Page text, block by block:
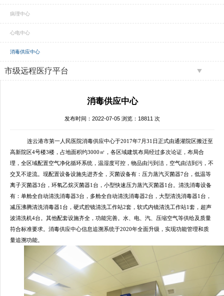
病理中心
心电中心
消毒供应中心
市级远程医疗平台
消毒供应中心
发布时间：2022-07-05 浏览：18811 次
连云港市第一人民医院消毒供应中心于2017年7月31日正式由通灌院区搬迁至
高新院区4号楼3楼，占地面积约3000㎡，各区域建筑布局经过多次论证，布局合
理，全区域配置空气净化循环系统，温湿度可控，物品由污到洁，空气由洁到污，不
交叉不逆流。现配置设备设施先进齐全，灭菌设备有：压力蒸汽灭菌器7台，低温等
离子灭菌器3台，环氧乙烷灭菌器1台，小型快速压力蒸汽灭菌器1台。清洗消毒设备
有：单舱全自动清洗消毒器3台，多舱全自动清洗消毒器2台，大型清洗消毒器1台，
减压沸腾清洗消毒器1台，硬式腔镜清洗工作站2套，软式内镜清洗工作站1套，超声
波清洗机4台。其他配套设施齐全，功能完善。水、电、汽、压缩空气等供给及质量
符合标准要求。消毒供应中心信息追溯系统于2020年全面升级，实现功能管理和质
量追溯功能。